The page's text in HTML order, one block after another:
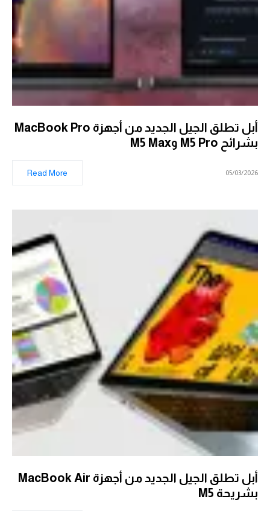
أبل تطلق الجيل الجديد من أجهزة MacBook Pro
بشرائح M5 Pro وM5 Max
05/03/2026
Read More
أبل تطلق الجيل الجديد من أجهزة MacBook Air
بشريحة M5